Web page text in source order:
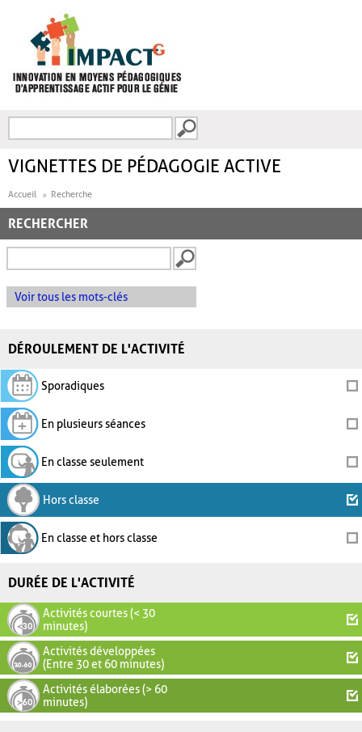
FORMULAIRE DE
VIGNETTES DE PÉDAGOGIE ACTIVE
Accueil Recherche
RECHERCHER
Voir tous les mots-clés
DÉROULEMENT DE L'ACTIVITÉ
Sporadiques
En plusieurs séances
En classe seulement
Hors classe
En classe et hors classe
DURÉE DE L'ACTIVITÉ
Activités courtes (< 30
minutes)
Activités développées
(Entre 30 et 60 minutes)
Activités élaborées (> 60
minutes)